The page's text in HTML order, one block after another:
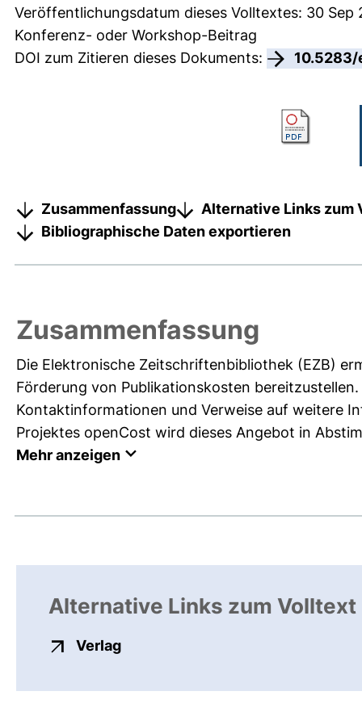
Veröffentlichungsdatum dieses Volltextes: 30 Sep
Konferenz- oder Workshop-Beitrag
DOI zum Zitieren dieses Dokuments:
Zusammenfassung
Alternative Links zum
Bibliographische Daten exportieren
Zusammenfassung
Die Elektronische Zeitschriftenbibliothek (EZB)
Förderung von Publikationskosten
Kontaktinformationen und Verweise auf weitere
Projektes openCost wird dieses Angebot in
Mehr anzeigen
Alternative Links zum Volltext
Verlagexterner Link, öffnet neues